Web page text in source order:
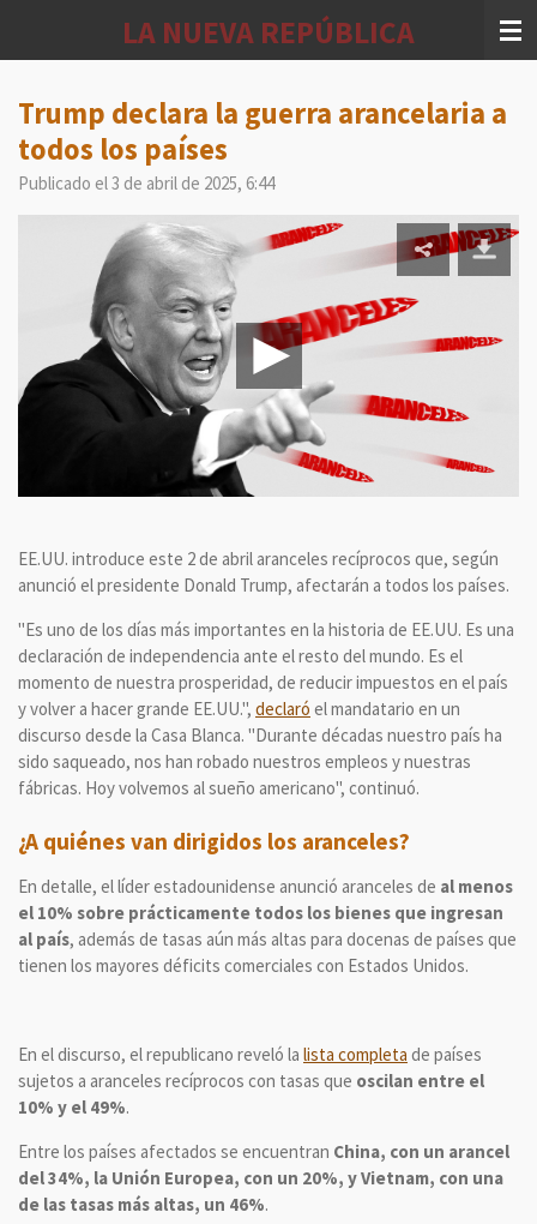
principal
LA NUEVA REPÚBLICA
Trump declara la guerra arancelaria a
todos los países
Publicado el 3 de abril de 2025, 6:44
EE.UU. introduce este 2 de abril aranceles recíprocos que, según
anunció el presidente Donald Trump, afectarán a todos los países.
"Es uno de los días más importantes en la historia de EE.UU. Es una
declaración de independencia ante el resto del mundo. Es el
momento de nuestra prosperidad, de reducir impuestos en el país
y volver a hacer grande EE.UU.", declaró el mandatario en un
discurso desde la Casa Blanca. "Durante décadas nuestro país ha
sido saqueado, nos han robado nuestros empleos y nuestras
fábricas. Hoy volvemos al sueño americano", continuó.
¿A quiénes van dirigidos los aranceles?
En detalle, el líder estadounidense anunció aranceles de al menos
el 10% sobre prácticamente todos los bienes que ingresan
al país, además de tasas aún más altas para docenas de países que
tienen los mayores déficits comerciales con Estados Unidos.
En el discurso, el republicano reveló la lista completa de países
sujetos a aranceles recíprocos con tasas que oscilan entre el
10% y el 49%.
Entre los países afectados se encuentran China, con un arancel
del 34%, la Unión Europea, con un 20%, y Vietnam, con una
de las tasas más altas, un 46%.